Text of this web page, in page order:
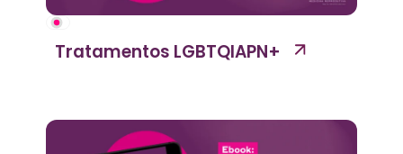
Tratamentos LGBTQIAPN+